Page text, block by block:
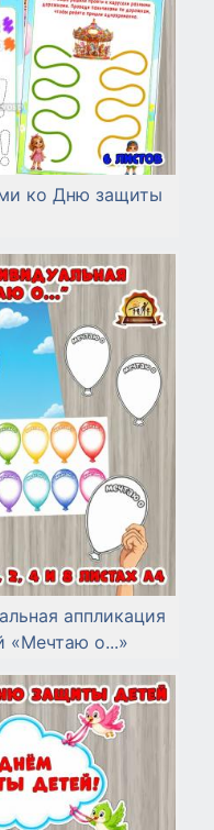
ко Дню защиты
аппликация
«Мечтаю о...»